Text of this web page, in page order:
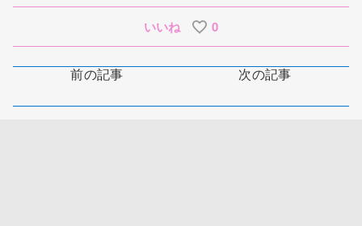
いいね 0
前の記事 次の記事